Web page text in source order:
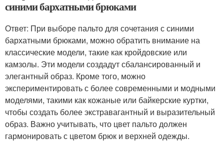
синими бархатными брюками
Ответ: При выборе пальто для сочетания с синими
бархатными брюками, можно обратить внимание на
классические модели, такие как кройдовские или
камзолы. Эти модели создадут сбалансированный и
элегантный образ. Кроме того, можно
экспериментировать с более современными и модными
моделями, такими как кожаные или байкерские куртки,
чтобы создать более экстравагантный и выразительный
образ. Важно учитывать, что цвет пальто должен
гармонировать с цветом брюк и верхней одежды.